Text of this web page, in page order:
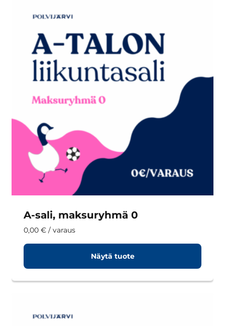
A-sali, maksuryhmä 0
0,00 € / varaus
Näytä tuote